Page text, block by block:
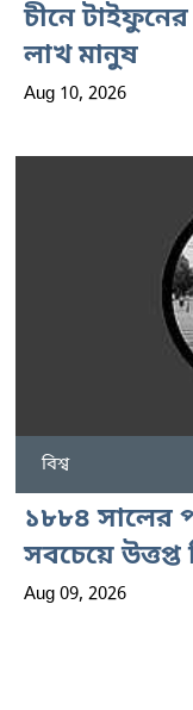
চীনে
লাখ মানুষ
Aug 10, 2026
বিশ্ব
১৮৮৪ সালের
সবচেয়ে উত্তপ্ত
Aug 09, 2026